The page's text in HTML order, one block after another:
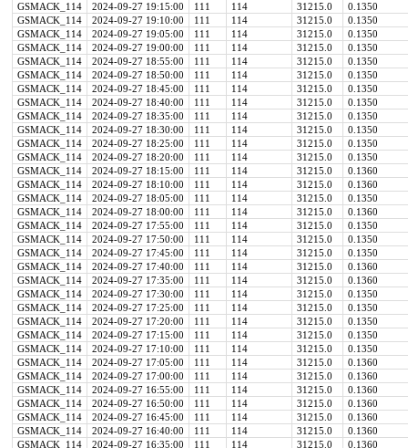
GSMACK_114
2024-09-27 19:15:00 111 114 31215.0
0.1350
GSMACK_114
2024-09-27 19:10:00 111 114 31215.0
0.1350
GSMACK_114
2024-09-27 19:05:00 111 114 31215.0
0.1350
GSMACK_114
2024-09-27 19:00:00 111 114 31215.0
0.1350
GSMACK_114
2024-09-27 18:55:00 111 114 31215.0
0.1350
GSMACK_114
2024-09-27 18:50:00 111 114 31215.0
0.1350
GSMACK_114
2024-09-27 18:45:00 111 114 31215.0
0.1350
GSMACK_114
2024-09-27 18:40:00 111 114 31215.0
0.1350
GSMACK_114
2024-09-27 18:35:00 111 114 31215.0
0.1350
GSMACK_114
2024-09-27 18:30:00 111 114 31215.0
0.1350
GSMACK_114
2024-09-27 18:25:00 111 114 31215.0
0.1350
GSMACK_114
2024-09-27 18:20:00 111 114 31215.0
0.1350
GSMACK_114
2024-09-27 18:15:00 111 114 31215.0
0.1360
GSMACK_114
2024-09-27 18:10:00 111 114 31215.0
0.1360
GSMACK_114
2024-09-27 18:05:00 111 114 31215.0
0.1350
GSMACK_114
2024-09-27 18:00:00 111 114 31215.0
0.1360
GSMACK_114
2024-09-27 17:55:00 111 114 31215.0
0.1350
GSMACK_114
2024-09-27 17:50:00 111 114 31215.0
0.1350
GSMACK_114
2024-09-27 17:45:00 111 114 31215.0
0.1350
GSMACK_114
2024-09-27 17:40:00 111 114 31215.0
0.1360
GSMACK_114
2024-09-27 17:35:00 111 114 31215.0
0.1360
GSMACK_114
2024-09-27 17:30:00 111 114 31215.0
0.1350
GSMACK_114
2024-09-27 17:25:00 111 114 31215.0
0.1350
GSMACK_114
2024-09-27 17:20:00 111 114 31215.0
0.1350
GSMACK_114
2024-09-27 17:15:00 111 114 31215.0
0.1350
GSMACK_114
2024-09-27 17:10:00 111 114 31215.0
0.1350
GSMACK_114
2024-09-27 17:05:00 111 114 31215.0
0.1360
GSMACK_114
2024-09-27 17:00:00 111 114 31215.0
0.1360
GSMACK_114
2024-09-27 16:55:00 111 114 31215.0
0.1360
GSMACK_114
2024-09-27 16:50:00 111 114 31215.0
0.1360
GSMACK_114
2024-09-27 16:45:00 111 114 31215.0
0.1360
GSMACK_114
2024-09-27 16:40:00 111 114 31215.0
0.1360
GSMACK_114
2024-09-27 16:35:00 111 114 31215.0 0.1360